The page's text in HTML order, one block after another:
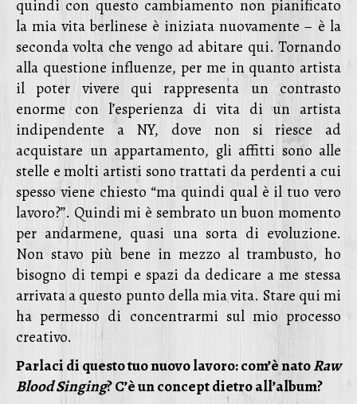
quindi con questo cambiamento non pianificato
la mia vita berlinese è iniziata nuovamente – è la
seconda volta che vengo ad abitare qui. Tornando
alla questione influenze, per me in quanto artista
il poter vivere qui rappresenta un contrasto
enorme con l’esperienza di vita di un artista
indipendente a NY, dove non si riesce ad
acquistare un appartamento, gli affitti sono alle
stelle e molti artisti sono trattati da perdenti a cui
spesso viene chiesto “ma quindi qual è il tuo vero
lavoro?”. Quindi mi è sembrato un buon momento
per andarmene, quasi una sorta di evoluzione.
Non stavo più bene in mezzo al trambusto, ho
bisogno di tempi e spazi da dedicare a me stessa
arrivata a questo punto della mia vita. Stare qui mi
ha permesso di concentrarmi sul mio processo
creativo.
Parlaci di questo tuo nuovo lavoro: com’è natoRaw
Blood Singing? C’è un concept dietro all’album?